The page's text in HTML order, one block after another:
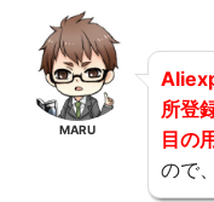
MARU
所登
目の
ので